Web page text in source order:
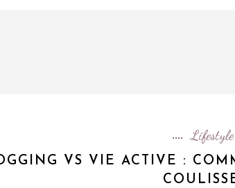
Lifestyle
VS VIE ACTIVE :